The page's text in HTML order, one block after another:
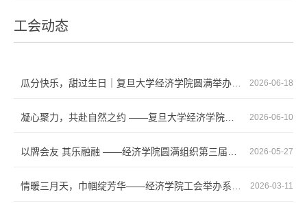
工会动态
2026-06-18
2026-06-10
2026-05-27
2026-03-11